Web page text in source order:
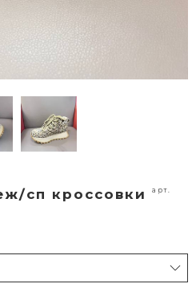
сп кроссовки арт.